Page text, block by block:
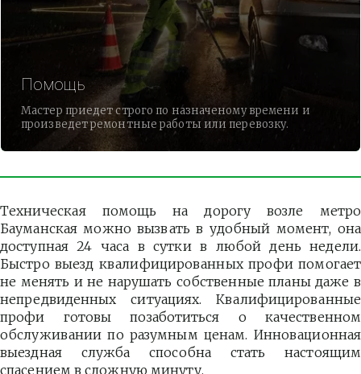
Помощь
Мастер приедет строго по назначеному времени и
произведет ремонтные работы или перевозку.
Техническая помощь на дорогу возле метро
Бауманская можно вызвать в удобный момент, она
доступная 24 часа в сутки в любой день недели.
Быстро выезд квалифицированных профи помогает
не менять и не нарушать собственные планы даже в
непредвиденных ситуациях. Квалифицированные
профи готовы позаботиться о качественном
обслуживании по разумным ценам. Инновационная
выездная служба способна стать настоящим
спасением в сложную минуту.